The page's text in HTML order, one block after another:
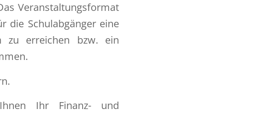
Veranstaltungsformat
die Schulabgänger eine
zu erreichen bzw. ein
Ihr Finanz- und